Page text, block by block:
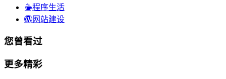
程序生活
网站建设
您曾看过
更多精彩